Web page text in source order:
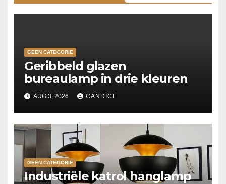
GEEN CATEGORIE
Geribbeld glazen
bureaulamp in drie kleuren
AUG 3, 2026 CANDICE
GEEN CATEGORIE
Industriële katrol hanglamp